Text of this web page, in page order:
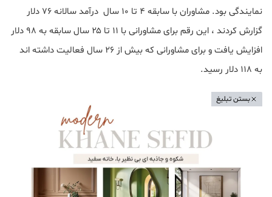
نمایندگی بود. مشاوران با سابقه ۴ تا ۱۰ سال درآمد سالانه ۷۶ دلار
گزارش کردند ، این رقم برای مشاورانی با ۱۱ تا ۲۵ سال سابقه به ۹۸ دلار
افزایش یافت و برای مشاورانی که بیش از ۲۶ سال فعالیت داشته اند
به ۱۱۸ دلار رسید.
بستن تبلیغ